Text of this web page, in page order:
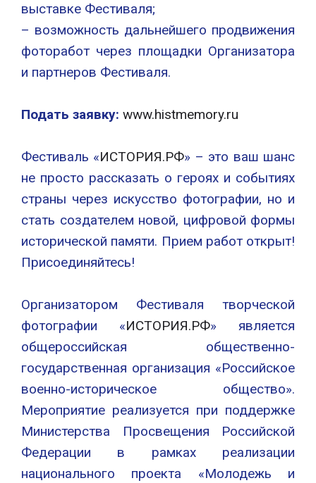
выставке Фестиваля;
– возможность дальнейшего продвижения
фоторабот через площадки Организатора
и партнеров Фестиваля.
Подать заявку: www.histmemory.ru
Фестиваль «ИСТОРИЯ.РФ» – это ваш шанс
не просто рассказать о героях и событиях
страны через искусство фотографии, но и
стать создателем новой, цифровой формы
исторической памяти. Прием работ открыт!
Присоединяйтесь!
Организатором Фестиваля творческой
фотографии «ИСТОРИЯ.РФ» является
общероссийская общественно-
государственная организация «Российское
военно-историческое общество».
Мероприятие реализуется при поддержке
Министерства Просвещения Российской
Федерации в рамках реализации
национального проекта «Молодежь и